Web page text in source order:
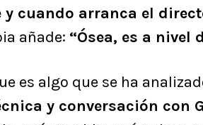
y cuando arranca el
añade: “Ósea, es a nivel
es algo que se ha
y conversación con